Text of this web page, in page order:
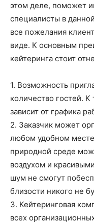
этом деле, поможет
специалисты в
все пожелания
виде. К основным
кейтеринга стоит
1. Возможность
количество гостей.
зависит от графика
2. Заказчик может
любом удобном
природной среде
воздухом и
шум не смогут
близости никого не
3. Кейтеринговая
всех